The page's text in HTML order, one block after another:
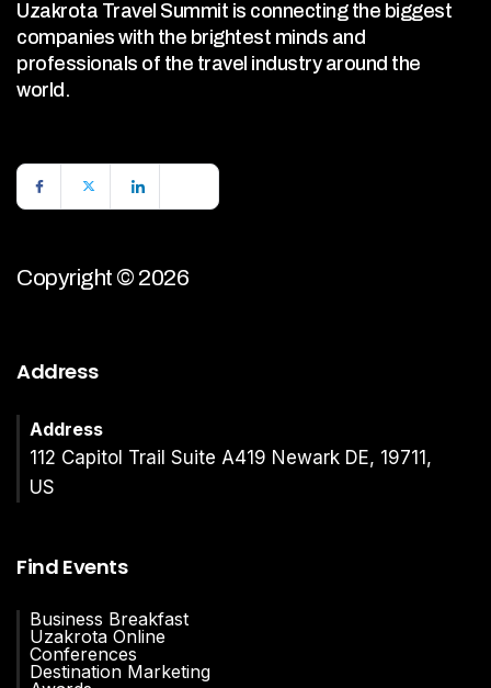
Uzakrota Travel Summit is connecting the biggest
companies with the brightest minds and
professionals of the travel industry around the
world.
Copyright © 2026
Address
Address
112 Capitol Trail Suite A419 Newark DE, 19711,
US
Find Events
Business Breakfast
Uzakrota Online
Conferences
Destination Marketing